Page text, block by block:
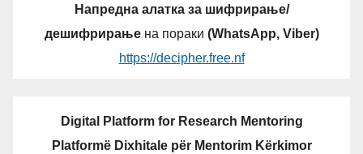
Напредна алатка за шифрирање/
дешифрирањена пораки (WhatsApp, Viber)
https://decipher.free.nf
Digital Platform for Research Mentoring
Platformë Dixhitale për Mentorim Kërkimor